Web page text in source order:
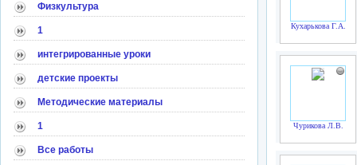
Физкультура
1
интегрированные уроки
детские проекты
Методические материалы
1
Все работы
Кухарькова Г.А.
Чурикова Л.В.